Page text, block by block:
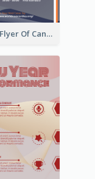
Activity Flyer Of Cancer Talk In Dark Colour Tone